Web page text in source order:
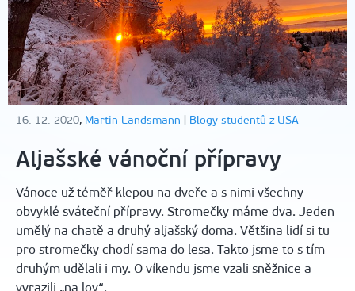
16. 12. 2020, Martin Landsmann Blogy studentů z USA
Aljašské vánoční přípravy
Vánoce už téměř klepou na dveře a s nimi všechny
obvyklé sváteční přípravy. Stromečky máme dva. Jeden
umělý na chatě a druhý aljašský doma. Většina lidí si tu
pro stromečky chodí sama do lesa. Takto jsme to s tím
druhým udělali i my. O víkendu jsme vzali sněžnice a
vyrazili „na lov“.